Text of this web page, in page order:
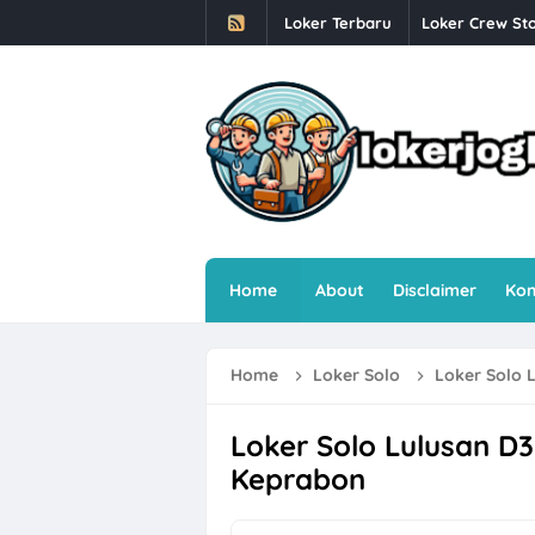
Loker Terbaru Loker Crew
Loker
Loker
Loker Driver
Loker Helper
Farmosa
Home About Disclaimer
Home Loker Solo Loker Solo
Loker Solo Lulusan
Keprabon